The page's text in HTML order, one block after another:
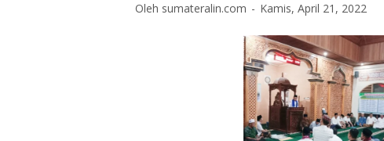
Oleh sumateralin.com Kamis, April 21, 2022